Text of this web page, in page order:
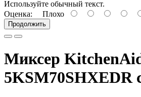
Используйте обычный текст.
Оценка: Плохо
Продолжить
Миксер
5KSM70SHXEDR